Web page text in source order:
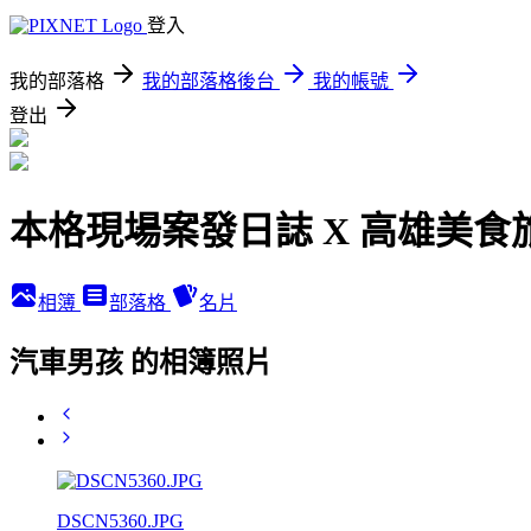
登入
我的部落格 我的部落格後台
我的帳號
登出
本格現場案發日誌 X 高雄美食
相簿 部落格 名片
汽車男孩 的相簿照片
DSCN5360.JPG